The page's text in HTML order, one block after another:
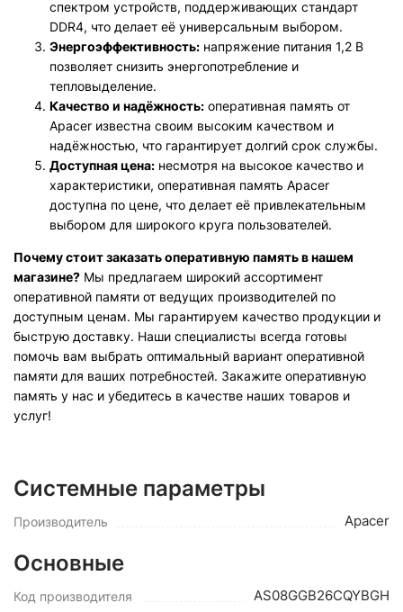
спектром устройств, поддерживающих стандарт
DDR4, что делает её универсальным выбором.
Энергоэффективность: напряжение питания 1,2 В
позволяет снизить энергопотребление и
тепловыделение.
Качество и надёжность: оперативная память от
Apacer известна своим высоким качеством и
надёжностью, что гарантирует долгий срок службы.
Доступная цена: несмотря на высокое качество и
характеристики, оперативная память Apacer
доступна по цене, что делает её привлекательным
выбором для широкого круга пользователей.
Почему стоит заказать оперативную память в нашем
магазине? Мы предлагаем широкий ассортимент
оперативной памяти от ведущих производителей по
доступным ценам. Мы гарантируем качество продукции и
быструю доставку. Наши специалисты всегда готовы
помочь вам выбрать оптимальный вариант оперативной
памяти для ваших потребностей. Закажите оперативную
память у нас и убедитесь в качестве наших товаров и
услуг!
Системные параметры
Производитель Apacer
Основные
Код производителя AS08GGB26CQYBGH